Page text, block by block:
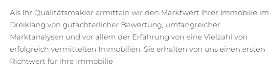
Als Ihr Qualitätsmakler ermitteln wir den Marktwert Ihrer Immobilie im
Dreiklang von gutachterlicher Bewertung, umfangreicher
Marktanalysen und vor allem der Erfahrung von eine Vielzahl von
erfolgreich vermittelten Immobilien. Sie erhalten von uns einen ersten
Richtwert für Ihre Immobilie